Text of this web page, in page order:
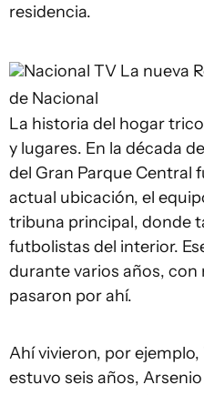
residencia.
Nacional TV La nueva
de Nacional
La historia del hogar
y lugares. En la década
del Gran Parque Central
actual ubicación, el
tribuna principal, donde
futbolistas del interior.
durante varios años,
pasaron por ahí.
Ahí vivieron, por
estuvo seis años,